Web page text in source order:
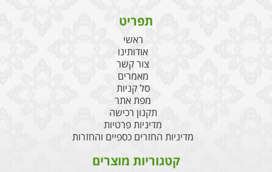
תפריט
ראשי
אודותינו
צור קשר
מאמרים
סל קניות
מפת אתר
תקנון רכישה
מדיניות פרטיות
מדיניות החזרים כספיים והחזרות
קטגוריות מוצרים